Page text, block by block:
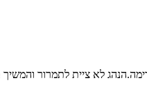
לא ציית לתמרור